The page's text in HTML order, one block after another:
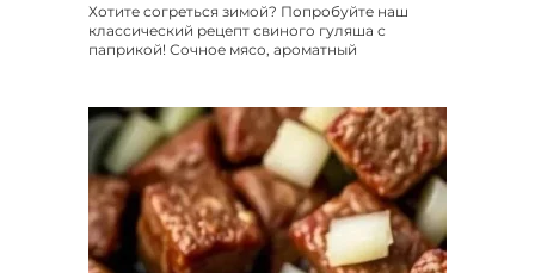
Хотите согреться зимой? Попробуйте наш
классический рецепт свиного гуляша с
паприкой! Сочное мясо, ароматный